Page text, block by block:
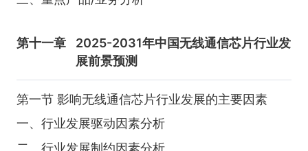
第十一章
2025-2031年中国无线通信芯片行业发
展前景预测
第一节 影响无线通信芯片行业发展的主要因素
一、行业发展驱动因素分析
二、行业发展制约因素分析